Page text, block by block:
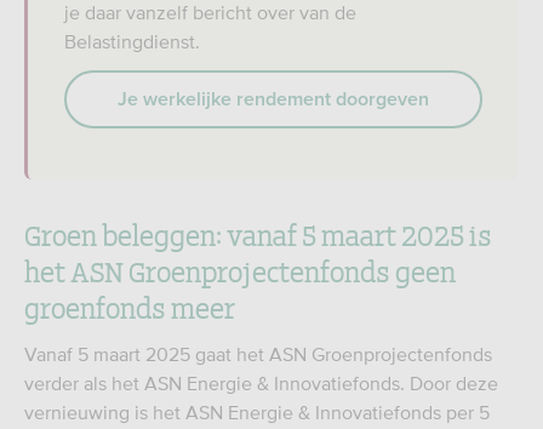
je daar vanzelf bericht over van de
Belastingdienst.
Je werkelijke rendement doorgeven
Groen beleggen: vanaf 5 maart 2025 is
het ASN Groenprojectenfonds geen
groenfonds meer
Vanaf 5 maart 2025 gaat het ASN Groenprojectenfonds
verder als het ASN Energie & Innovatiefonds. Door deze
vernieuwing is het ASN Energie & Innovatiefonds per 5